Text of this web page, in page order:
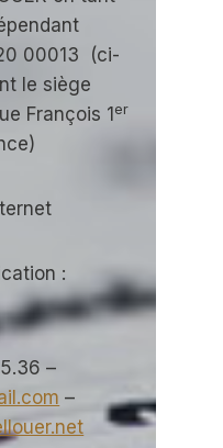
00013 (ci-
le siège
François 1 er
:
–
–